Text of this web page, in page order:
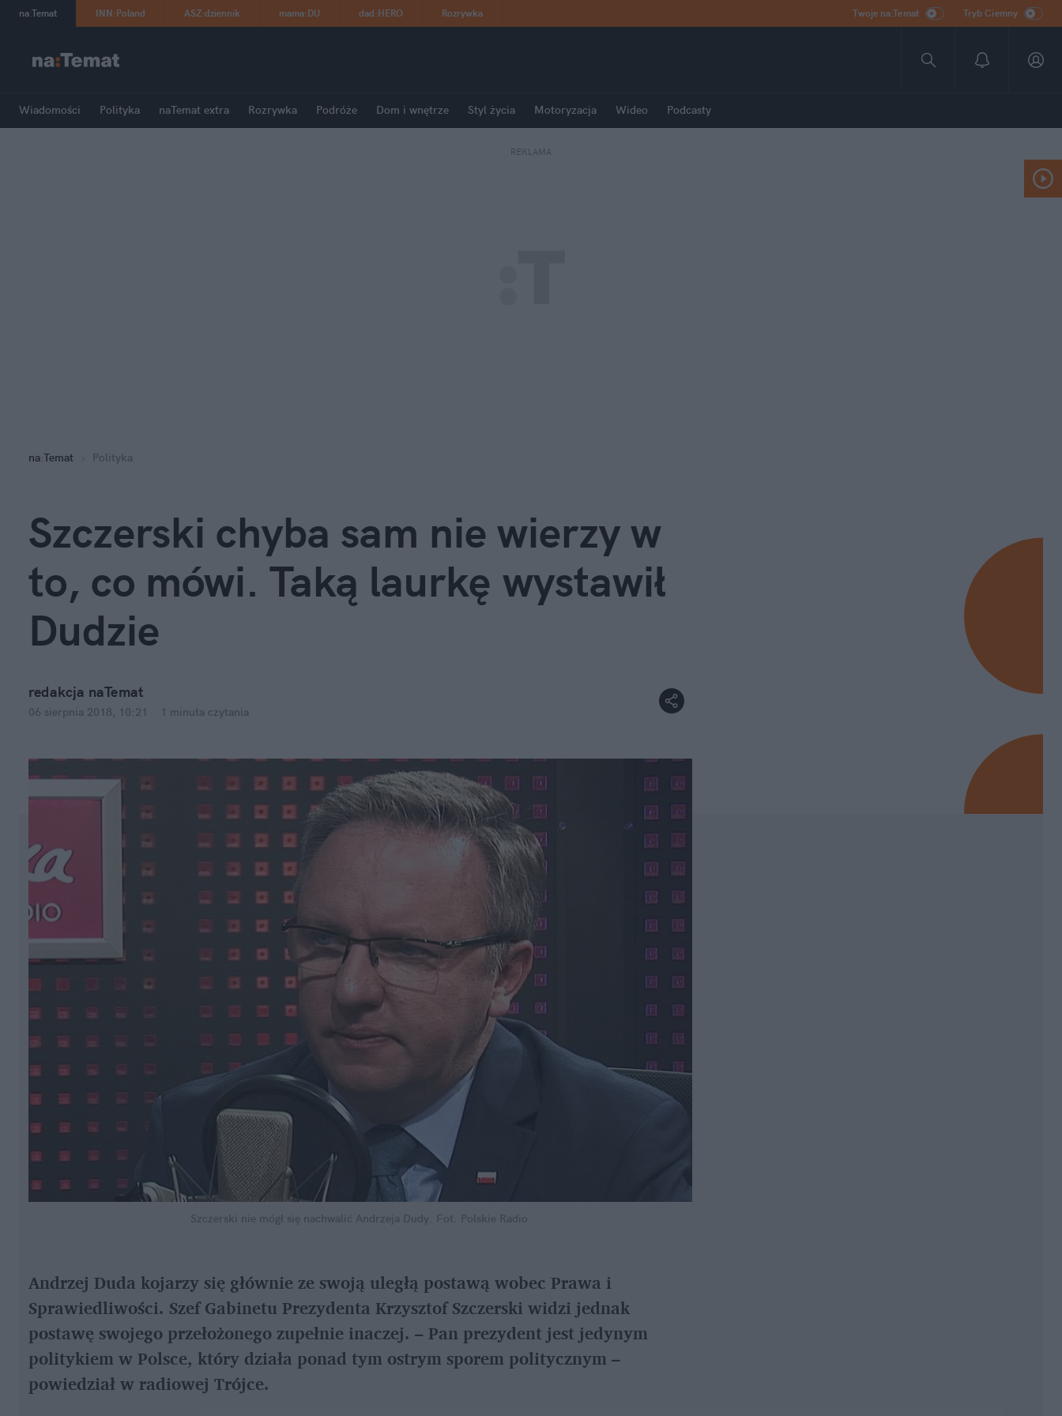
na:Temat INN:Poland ASZ:dziennik mama:DU dad:HERO Rozrywka Twoje na:Temat Tryb Ciemny
Wiadomości Polityka naTemat extra Rozrywka Podróże Dom i wnętrze Styl życia Motoryzacja Wideo Podcasty
REKLAMA
na:Temat Polityka
Szczerski chyba sam nie wierzy w
to, co mówi. Taką laurkę wystawił
Dudzie
redakcja naTemat
06 sierpnia 2018, 10:21 1 minuta czytania
Szczerski nie mógł się nachwalić Andrzeja Dudy. Fot. Polskie Radio
Andrzej Duda kojarzy się głównie ze swoją uległą postawą wobec Prawa i
Sprawiedliwości. Szef Gabinetu Prezydenta Krzysztof Szczerski widzi jednak
postawę swojego przełożonego zupełnie inaczej. – Pan prezydent jest jedynym
politykiem w Polsce, który działa ponad tym ostrym sporem politycznym –
powiedział w radiowej Trójce.